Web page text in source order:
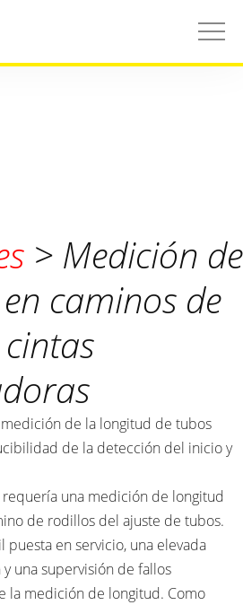
> Medición de
caminos de
de la longitud de tubos
de la detección del inicio y
una medición de longitud
de rodillos del ajuste de tubos.
puesta en servicio, una elevada
una supervisión de fallos
la medición de longitud. Como